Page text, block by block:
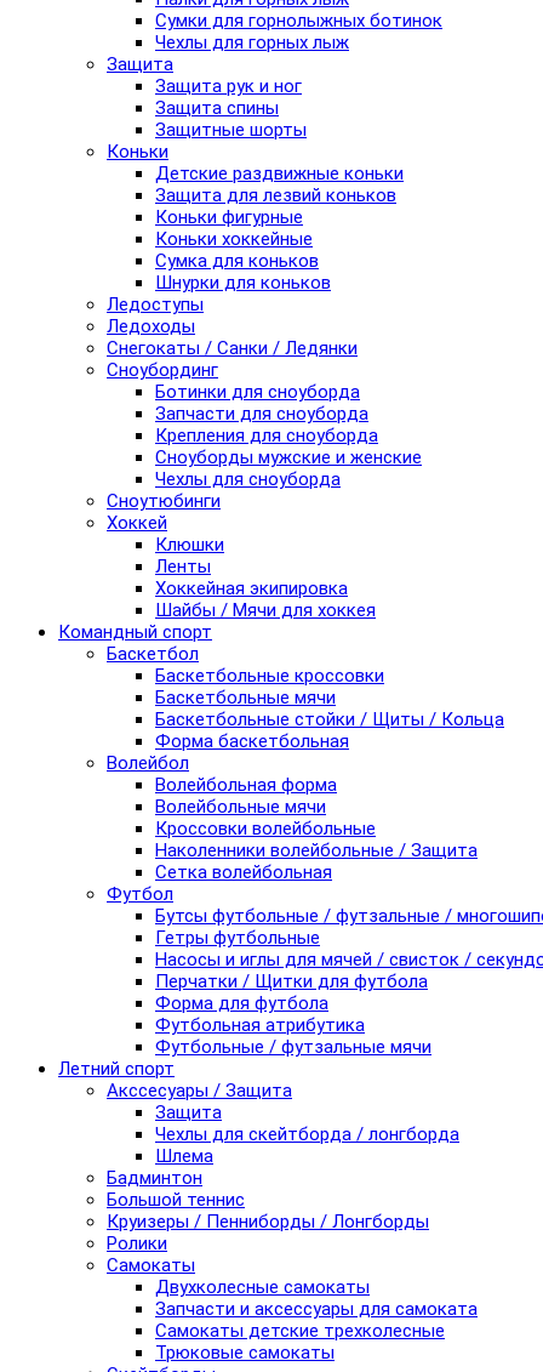
Сумки для горнолыжных ботинок
Чехлы для горных лыж
Защита
Защита рук и ног
Защита спины
Защитные шорты
Коньки
Детские раздвижные коньки
Защита для лезвий коньков
Коньки фигурные
Коньки хоккейные
Сумка для коньков
Шнурки для коньков
Ледоступы
Ледоходы
Снегокаты / Санки / Ледянки
Сноубординг
Ботинки для сноуборда
Запчасти для сноуборда
Крепления для сноуборда
Сноуборды мужские и женские
Чехлы для сноуборда
Сноутюбинги
Хоккей
Клюшки
Ленты
Хоккейная экипировка
Шайбы / Мячи для хоккея
Командный спорт
Баскетбол
Баскетбольные кроссовки
Баскетбольные мячи
Баскетбольные стойки / Щиты / Кольца
Форма баскетбольная
Волейбол
Волейбольная форма
Волейбольные мячи
Кроссовки волейбольные
Наколенники волейбольные / Защита
Сетка волейбольная
Футбол
Бутсы футбольные / футзальные /
Гетры футбольные
Насосы и иглы для мячей / свисток /
Перчатки / Щитки для футбола
Форма для футбола
Футбольная атрибутика
Футбольные / футзальные мячи
Летний спорт
Акссесуары / Защита
Защита
Чехлы для скейтборда / лонгборда
Шлема
Бадминтон
Большой теннис
Круизеры / Пенниборды / Лонгборды
Ролики
Самокаты
Двухколесные самокаты
Запчасти и аксессуары для самоката
Самокаты детские трехколесные
Трюковые самокаты